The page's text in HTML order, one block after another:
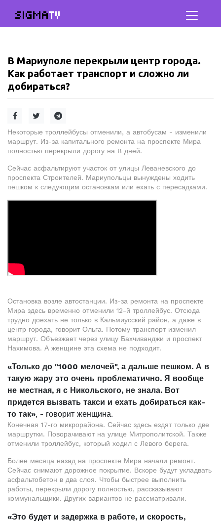
SIGMATV
В Мариуполе перекрыли центр города.
Как работает транспорт и сложно ли
добираться?
Некоторые троллейбусы отменили, а автобусам - изменили
маршрут. Из-за капитального ремонта на проспекте Мира
полностью перекрыли дорогу на 8 дней.
Сейчас асфальтируют участок от улицы Леваневского до
проспекта Строителей. Мариупольцы вынуждены ходить
пешком к следующим остановкам или ехать с пересадками.
Остановка возле автостанции. Из-за ремонта на проспекте
Мира здесь временно отменили 12-й троллейбус. Отсюда
трудно доехать не только в Кальмиусский район, а даже в
центр города, говорит Ольга. Потому транспорт изменил
маршрут. Объезжает через улицу Бахчиванджи и проспект
Нахимова. А женщине эта схема не подходит.
«Только до "1000 мелочей", а дальше пешком. А в
такую жару это очень проблематично. Я вообще
не местная, я с Никольского, не знала. Вот
придется вызвать такси и ехать добираться как-
то так», - говорит женщина.
Конечная 17-го микрорайона. Сейчас здесь ездят только две
маршрутки. Поворачивают на улице Митрополитской. Также
отменили троллейбус, который ходил с Левого берега.
Более месяца назад на проспекте Мира начали ремонт.
Сейчас снимают дорожное покрытие. Вскоре будут укладвать
асфальтобетон в два слоя. Чтобы быстрее выполнить
работы, перекрыли дорогу полностью, рассказывают
коммунальщики. Других вариантов не рассматривали.
«Это будет и задержка в работе, и скорость,